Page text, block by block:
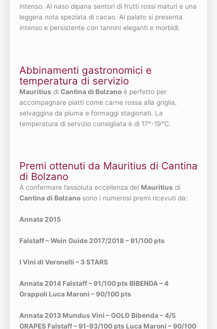
intenso. Al naso dipana sentori di frutti rossi maturi e una
leggera nota speziata di cacao. Al palato si presenta
intenso e persistente con tannini eleganti e morbidi.
Abbinamenti gastronomici e
temperatura di servizio
Mauritius di Cantina di Bolzano è perfetto per
accompagnare piatti come carne rossa alla griglia,
selvaggina da piuma e formaggi stagionati. La
temperatura di servizio consigliata è di 17°-19°C.
Premi ottenuti da Mauritius di Cantina
di Bolzano
A confermare l’assoluta eccellenza del Mauritius di
Cantina di Bolzano sono i numerosi premi ricevuti da:
Annata 2015
Falstaff – Wein Guide 2017/2018 – 91/100 pts
I Vini di Veronelli – 3 STARS
Annata 2014 Falstaff – 91/100 pts BIBENDA – 4
Grappoli Luca Maroni – 90/100 pts
Annata 2013 Mundus Vini – GOLD Bibenda – 4/5
GRAPES Falstaff – 91-93/100 pts Luca Maroni – 90/100